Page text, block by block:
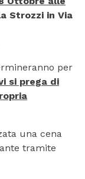
Strozzi in Via
per
si prega di
una cena
tramite